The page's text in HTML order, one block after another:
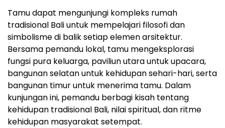
Tamu dapat mengunjungi kompleks rumah
tradisional Bali untuk mempelajari filosofi dan
simbolisme di balik setiap elemen arsitektur.
Bersama pemandu lokal, tamu mengeksplorasi
fungsi pura keluarga, paviliun utara untuk upacara,
bangunan selatan untuk kehidupan sehari-hari, serta
bangunan timur untuk menerima tamu. Dalam
kunjungan ini, pemandu berbagi kisah tentang
kehidupan tradisional Bali, nilai spiritual, dan ritme
kehidupan masyarakat setempat.